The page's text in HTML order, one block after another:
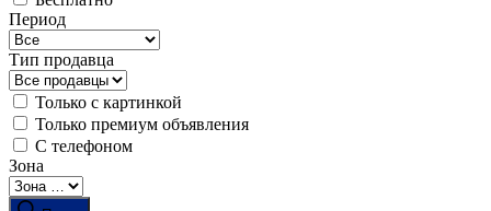
Период
Тип продавца
Только с картинкой
Только премиум объявления
С телефоном
Зона